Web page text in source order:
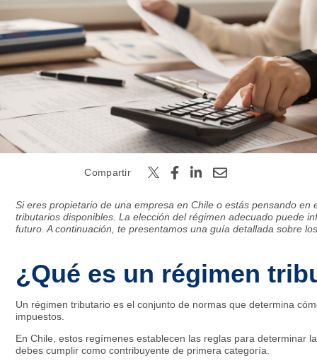
Buscar
Compartir
Si eres propietario de una empresa en Chile o estás pensando
tributarios disponibles. La elección del régimen adecuado puede
futuro. A continuación, te presentamos una guía detallada sobre
¿Qué es un régimen
Un régimen tributario es el conjunto de normas que determina
impuestos.
En Chile, estos regímenes establecen las reglas para determinar
debes cumplir como contribuyente de primera categoría.